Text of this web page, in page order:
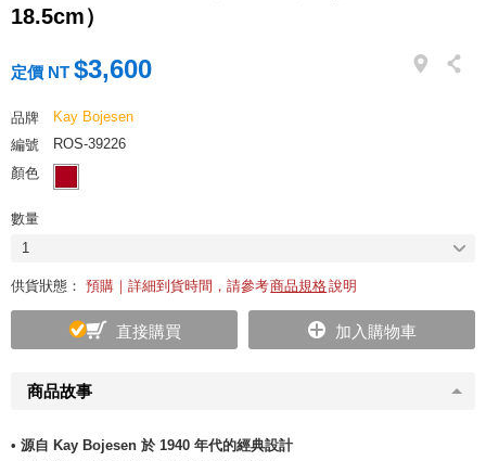
18.5cm）
商品故事
• 源自 Kay Bojesen 於 1940 年代的經典設計
定價 NT $3,600
品牌
Kay Bojesen
編號
ROS-39226
顏色
數量
1
供貨狀態： 預購｜詳細到貨時間，請參考商品規格說明
直接購買 加入購物車